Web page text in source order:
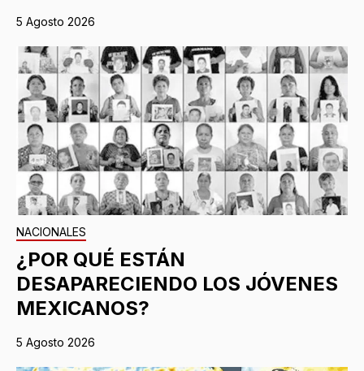
5 Agosto 2026
NACIONALES
¿POR QUÉ ESTÁN
DESAPARECIENDO LOS JÓVENES
MEXICANOS?
5 Agosto 2026